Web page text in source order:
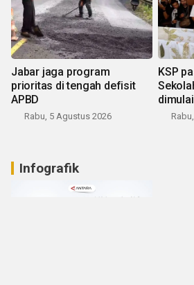
Jabar jaga program
prioritas di tengah defisit
APBD
Rabu, 5 Agustus 2026
KSP
dimulai
Infografik